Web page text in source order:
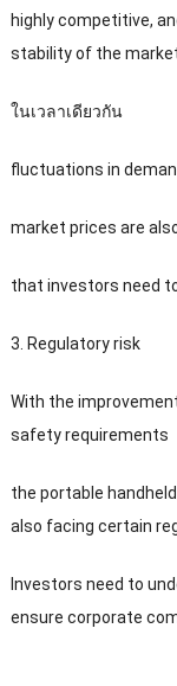
highly competitive,
stability of the
ในเวลาเดียวกัน
fluctuations in
market prices are
that investors need
3. Regulatory risk
With the
safety requirements
the portable
also facing certain
Investors need to
ensure corporate